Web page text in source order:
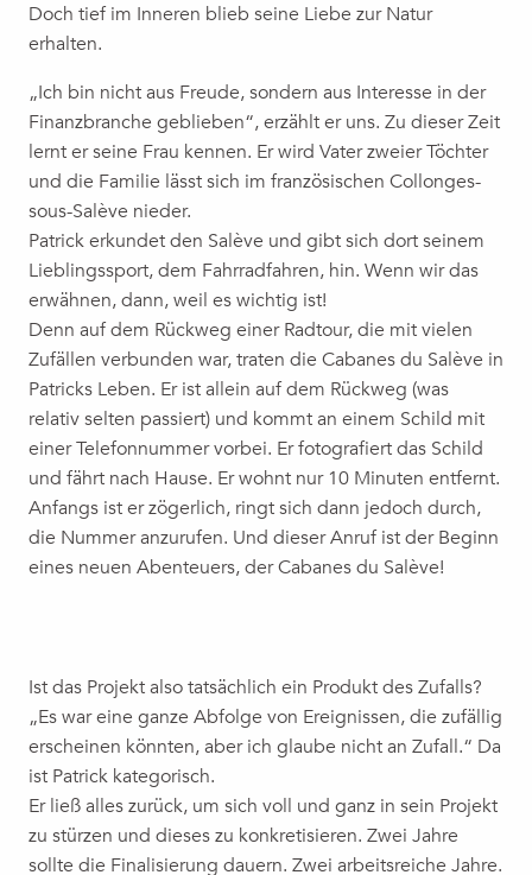
Doch tief im Inneren blieb seine Liebe zur Natur
erhalten.
„Ich bin nicht aus Freude, sondern aus Interesse in der
Finanzbranche geblieben“, erzählt er uns. Zu dieser Zeit
lernt er seine Frau kennen. Er wird Vater zweier Töchter
und die Familie lässt sich im französischen Collonges-
sous-Salève nieder.
Patrick erkundet den Salève und gibt sich dort seinem
Lieblingssport, dem Fahrradfahren, hin. Wenn wir das
erwähnen, dann, weil es wichtig ist!
Denn auf dem Rückweg einer Radtour, die mit vielen
Zufällen verbunden war, traten die Cabanes du Salève in
Patricks Leben. Er ist allein auf dem Rückweg (was
relativ selten passiert) und kommt an einem Schild mit
einer Telefonnummer vorbei. Er fotografiert das Schild
und fährt nach Hause. Er wohnt nur 10 Minuten entfernt.
Anfangs ist er zögerlich, ringt sich dann jedoch durch,
die Nummer anzurufen. Und dieser Anruf ist der Beginn
eines neuen Abenteuers, der Cabanes du Salève!
Ist das Projekt also tatsächlich ein Produkt des Zufalls?
„Es war eine ganze Abfolge von Ereignissen, die zufällig
erscheinen könnten, aber ich glaube nicht an Zufall.“ Da
ist Patrick kategorisch.
Er ließ alles zurück, um sich voll und ganz in sein Projekt
zu stürzen und dieses zu konkretisieren. Zwei Jahre
sollte die Finalisierung dauern. Zwei arbeitsreiche Jahre.